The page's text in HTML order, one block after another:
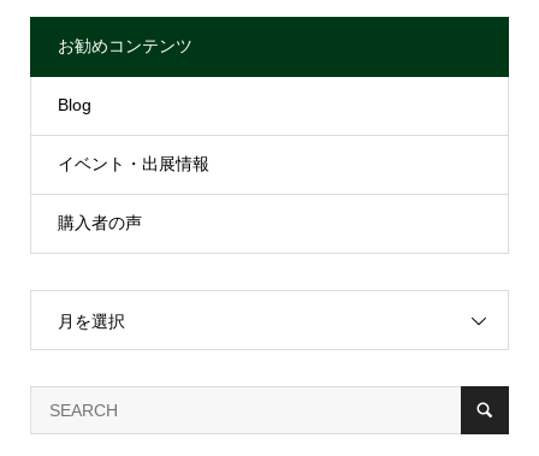
お勧めコンテンツ
Blog
イベント・出展情報
購入者の声
月を選択